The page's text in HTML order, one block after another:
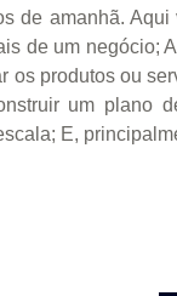
de amanhã.
de um
produtos ou
um plano
E,